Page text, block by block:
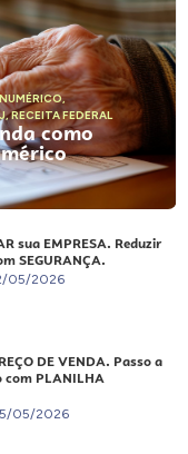
,
,RECEITA FEDERAL
como
sua EMPRESA. Reduzir
SEGURANÇA.
05/2026
DE VENDA. Passo a
com PLANILHA
05/2026